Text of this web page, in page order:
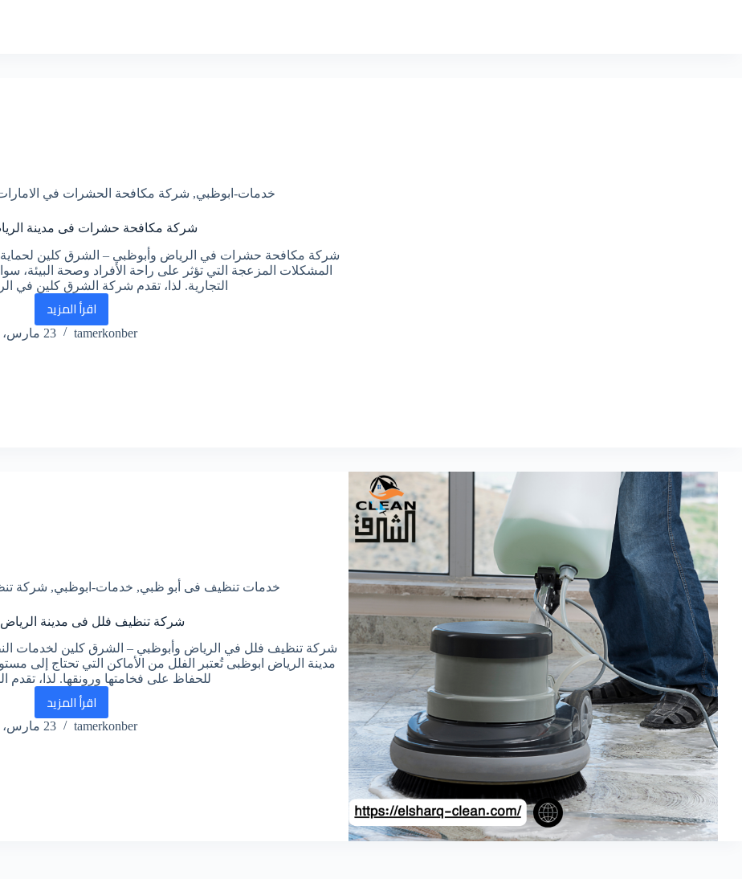
خدمات-ابوظبي, شركة مكافحة الحشرات في
شركة مكافحة حشرات فى مدينة
شركة مكافحة حشرات في الرياض وأبوظبي – الشرق كلين لحماية
المشكلات المزعجة التي تؤثر على راحة الأفراد وصحة البيئة،
التجارية. لذا، تقدم شركة الشرق كلين في
اقرأ المزيد
شركة
مكافحة
tamerkonber 23 مارس، 2025
خدمات تنظيف فى أبو ظبي, خدمات-ابوظبي, شركة
شركة تنظيف فلل فى مدينة
شركة تنظيف فلل في الرياض وأبوظبي – الشرق كلين لخدمات
مدينة الرياض ابوظبى تُعتبر الفلل من الأماكن التي تحتاج إلى
للحفاظ على فخامتها ورونقها. لذا،
اقرأ المزيد
شركة
تنظيف
tamerkonber 23 مارس، 2025